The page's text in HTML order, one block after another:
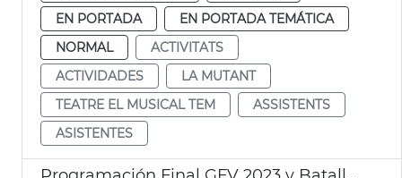
EN PORTADA
EN PORTADA TEMÁTICA
NORMAL
ACTIVITATS
ACTIVIDADES
LA MUTANT
TEATRE EL MUSICAL TEM
ASSISTENTS
ASISTENTES